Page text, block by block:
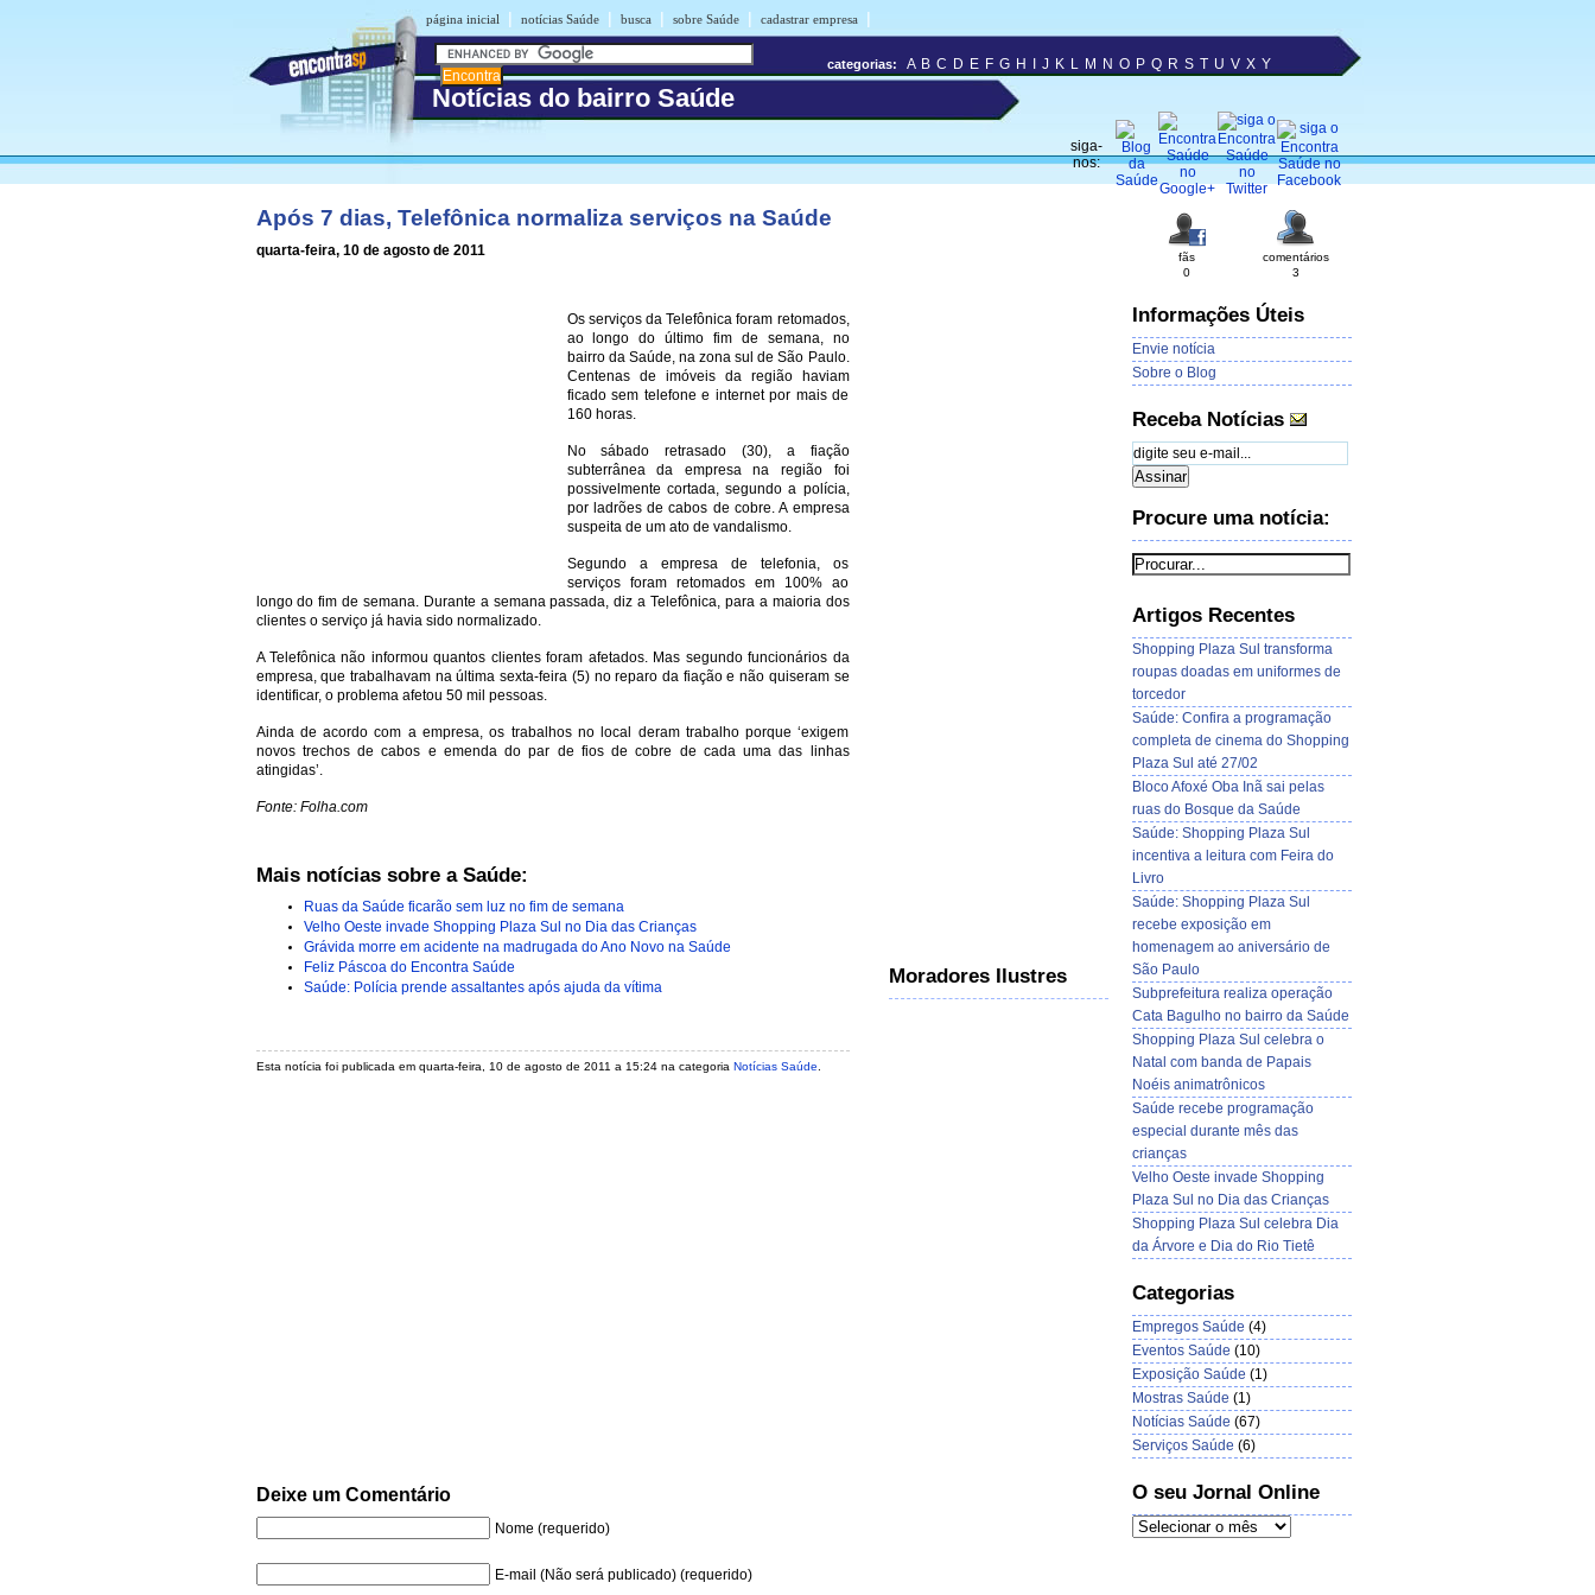
página inicial | notícias Saúde | busca | sobre Saúde | cadastrar empresa |
Notícias do bairro Saúde
siga-
nos:
categorias: A B C D E F G H J K L M N O P Q R S T U V X Y
Após 7 dias, Telefônica normaliza serviços na Saúde
quarta-feira, 10 de agosto de 2011
Os serviços da Telefônica foram retomados,
ao longo do último fim de semana, no
bairro da Saúde, na zona sul de São Paulo.
Centenas de imóveis da região haviam
ficado sem telefone e internet por mais de
160 horas.
No sábado retrasado (30), a fiação
subterrânea da empresa na região foi
possivelmente cortada, segundo a polícia,
por ladrões de cabos de cobre. A empresa
suspeita de um ato de vandalismo.
Segundo a empresa de telefonia, os
serviços foram retomados em 100% ao
longo do fim de semana. Durante a semana passada, diz a Telefônica, para a maioria dos
clientes o serviço já havia sido normalizado.
A Telefônica não informou quantos clientes foram afetados. Mas segundo funcionários da
empresa, que trabalhavam na última sexta-feira (5) no reparo da fiação e não quiseram se
identificar, o problema afetou 50 mil pessoas.
Ainda de acordo com a empresa, os trabalhos no local deram trabalho porque ‘exigem
novos trechos de cabos e emenda do par de fios de cobre de cada uma das linhas
atingidas’.
Fonte: Folha.com
Mais notícias sobre a Saúde:
Ruas da Saúde ficarão sem luz no fim de semana
Velho Oeste invade Shopping Plaza Sul no Dia das Crianças
Grávida morre em acidente na madrugada do Ano Novo na Saúde
Feliz Páscoa do Encontra Saúde
Saúde: Polícia prende assaltantes após ajuda da vítima
Esta notícia foi publicada em quarta-feira, 10 de agosto de 2011 a 15:24 na categoria Notícias Saúde
Deixe um Comentário
Nome (requerido)
E-mail (Não será publicado) (requerido)
Moradores Ilustres
fãs
comentários
0
3
Informações Úteis
Envie notícia
Sobre o Blog
Receba Notícias
Procure uma notícia:
Artigos Recentes
Shopping Plaza Sul transforma
roupas doadas em uniformes de
torcedor
Saúde: Confira a programação
completa de cinema do Shopping
Plaza Sul até 27/02
Bloco Afoxé Oba Inã sai pelas
ruas do Bosque da Saúde
Saúde: Shopping Plaza Sul
incentiva a leitura com Feira do
Livro
Saúde: Shopping Plaza Sul
recebe exposição em
homenagem ao aniversário de
São Paulo
Subprefeitura realiza operação
Cata Bagulho no bairro da Saúde
Shopping Plaza Sul celebra o
Natal com banda de Papais
Noéis animatrônicos
Saúde recebe programação
especial durante mês das
crianças
Velho Oeste invade Shopping
Plaza Sul no Dia das Crianças
Shopping Plaza Sul celebra Dia
da Árvore e Dia do Rio Tietê
Categorias
Empregos Saúde (4)
Eventos Saúde (10)
Exposição Saúde (1)
Mostras Saúde (1)
Notícias Saúde (67)
Serviços Saúde (6)
O seu Jornal Online